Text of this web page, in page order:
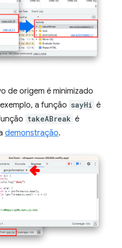
de origem é minimizado
a função sayHi é
takeABreak é
demonstração.